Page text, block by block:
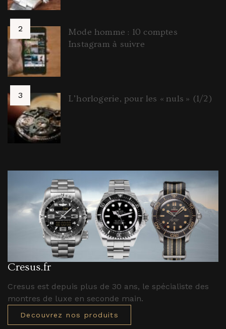
Mode homme : 10 comptes
Instagram à suivre
L’horlogerie, pour les « nuls » (1/2)
Cresus.fr
Cresus est depuis plus de 30 ans, le spécialiste des
montres de luxe en seconde main.
Decouvrez nos produits